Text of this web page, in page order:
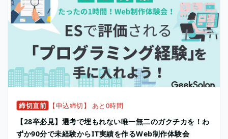
締切直前 【申込締切】 あと0時間
【28卒必見】選考で埋もれない唯一無二のガクチカを！わ
ずか90分で未経験からIT実績を作るWeb制作体験会